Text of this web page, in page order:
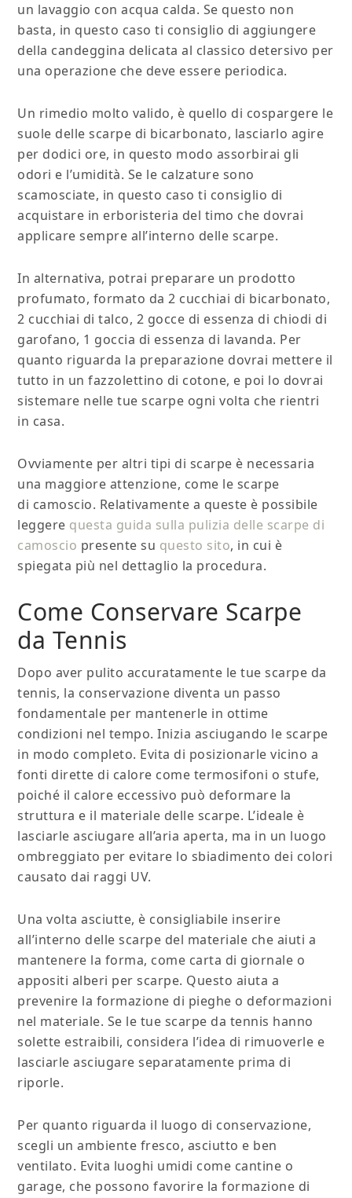
un lavaggio con acqua calda. Se questo non
basta, in questo caso ti consiglio di aggiungere
della candeggina delicata al classico detersivo per
una operazione che deve essere periodica.
Un rimedio molto valido, è quello di cospargere le
suole delle scarpe di bicarbonato, lasciarlo agire
per dodici ore, in questo modo assorbirai gli
odori e l’umidità. Se le calzature sono
scamosciate, in questo caso ti consiglio di
acquistare in erboristeria del timo che dovrai
applicare sempre all’interno delle scarpe.
In alternativa, potrai preparare un prodotto
profumato, formato da 2 cucchiai di bicarbonato,
2 cucchiai di talco, 2 gocce di essenza di chiodi di
garofano, 1 goccia di essenza di lavanda. Per
quanto riguarda la preparazione dovrai mettere il
tutto in un fazzolettino di cotone, e poi lo dovrai
sistemare nelle tue scarpe ogni volta che rientri
in casa.
Ovviamente per altri tipi di scarpe è necessaria
una maggiore attenzione, come le scarpe
di camoscio. Relativamente a queste è possibile
leggere questa guida sulla pulizia delle scarpe di
camoscio presente su questo sito, in cui è
spiegata più nel dettaglio la procedura.
Come Conservare Scarpe
da Tennis
Dopo aver pulito accuratamente le tue scarpe da
tennis, la conservazione diventa un passo
fondamentale per mantenerle in ottime
condizioni nel tempo. Inizia asciugando le scarpe
in modo completo. Evita di posizionarle vicino a
fonti dirette di calore come termosifoni o stufe,
poiché il calore eccessivo può deformare la
struttura e il materiale delle scarpe. L’ideale è
lasciarle asciugare all’aria aperta, ma in un luogo
ombreggiato per evitare lo sbiadimento dei colori
causato dai raggi UV.
Una volta asciutte, è consigliabile inserire
all’interno delle scarpe del materiale che aiuti a
mantenere la forma, come carta di giornale o
appositi alberi per scarpe. Questo aiuta a
prevenire la formazione di pieghe o deformazioni
nel materiale. Se le tue scarpe da tennis hanno
solette estraibili, considera l’idea di rimuoverle e
lasciarle asciugare separatamente prima di
riporle.
Per quanto riguarda il luogo di conservazione,
scegli un ambiente fresco, asciutto e ben
ventilato. Evita luoghi umidi come cantine o
garage, che possono favorire la formazione di